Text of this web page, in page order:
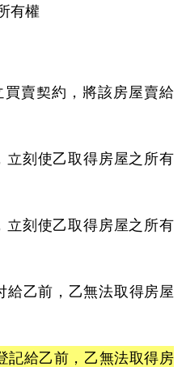
有權
賣契約，將該房屋賣給
立刻使乙取得房屋之所有
立刻使乙取得房屋之所有
給乙前，乙無法取得房屋
記給乙前，乙無法取得房